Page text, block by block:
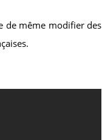
de même modifier des